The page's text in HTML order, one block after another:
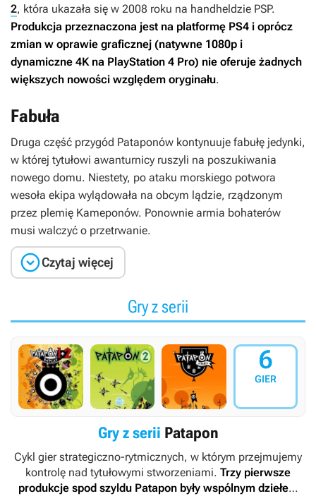
2, która ukazała się w 2008 roku na handheldzie PSP.
Produkcja przeznaczona jest na platformę PS4 i oprócz
zmian w oprawie graficznej (natywne 1080p i
dynamiczne 4K na PlayStation 4 Pro) nie oferuje żadnych
większych nowości względem oryginału.
Fabuła
Druga część przygód Pataponów kontynuuje fabułę jedynki,
w której tytułowi awanturnicy ruszyli na poszukiwania
nowego domu. Niestety, po ataku morskiego potwora
wesoła ekipa wylądowała na obcym lądzie, rządzonym
przez plemię Kameponów. Ponownie armia bohaterów
musi walczyć o przetrwanie.
Czytaj więcej
Gry z serii
6
GIER
Gry z serii Patapon
Cykl gier strategiczno-rytmicznych, w którym przejmujemy
kontrolę nad tytułowymi stworzeniami. Trzy pierwsze
produkcje spod szyldu Pataponbyły wspólnym dziełem